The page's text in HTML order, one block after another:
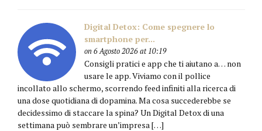
Digital Detox: Come spegnere lo
smartphone per...
on 6 Agosto 2026 at 10:19
Consigli pratici e app che ti aiutano a… non
usare le app. Viviamo con il pollice
incollato allo schermo, scorrendo feed infiniti alla ricerca di
una dose quotidiana di dopamina. Ma cosa succederebbe se
decidessimo di staccare la spina? Un Digital Detox di una
settimana può sembrare un’impresa […]